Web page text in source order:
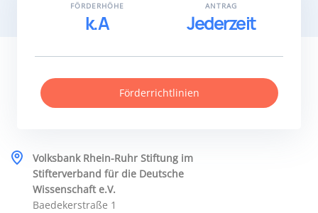
Volksbank Rhein-Ruhr Stiftung im
Stifterverband für die Deutsche
Wissenschaft e.V.
Baedekerstraße 1
FÖRDERHÖHE
k.A
ANTRAG
Jederzeit
Förderrichtlinien